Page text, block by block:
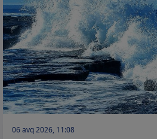
06 avq 2026, 11:08